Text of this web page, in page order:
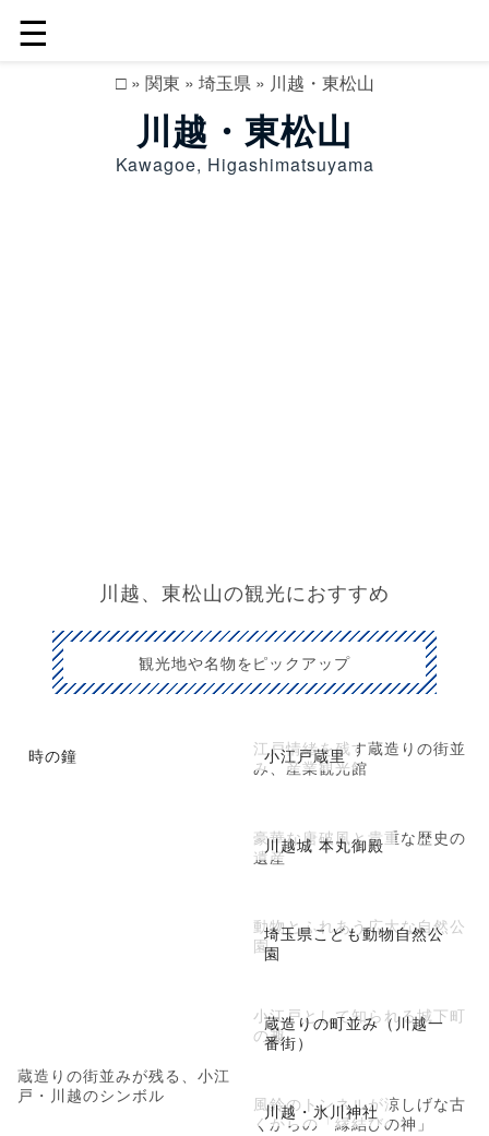
☰
□» 関東 » 埼玉県» 川越・東松山
川越・東松山
Kawagoe, Higashimatsuyama
川越、東松山の観光におすすめ
観光地や名物をピックアップ
時の鐘
蔵造りの街並みが残る、小江
戸・川越のシンボル
小江戸蔵里
江戸情緒を残す蔵造りの街並
み、産業観光館
川越城 本丸御殿
豪華な唐破風と貴重な歴史の
遺産
埼玉県こども動物自然公
園
動物とふれあう広大な自然公
園
蔵造りの町並み（川越一
番街）
小江戸として知られる城下町
の趣
川越・氷川神社
風鈴のトンネルが涼しげな古
くからの「縁結びの神」